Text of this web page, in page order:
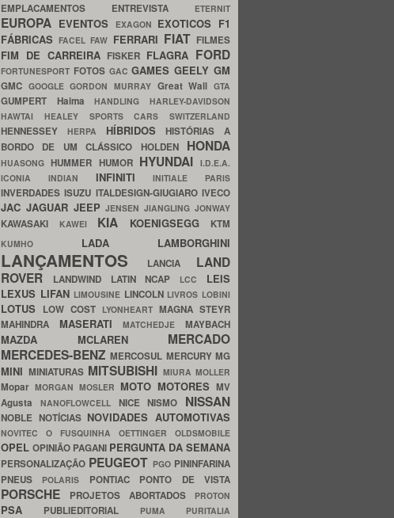
EMPLACAMENTOS ENTREVISTA ETERNIT
EUROPA EVENTOS EXAGON EXOTICOS F1
FÁBRICASFACELFAW FERRARI FIAT FILMES
FIM DE CARREIRA FISKER FLAGRA FORD
FORTUNESPORT FOTOS GACGAMESGEELYGM
GMC GOOGLEGORDON MURRAY Great WallGTA
GUMPERT HaimaHANDLINGHARLEY-DAVIDSON
HAWTAI HEALEY SPORTS CARS SWITZERLAND
HENNESSEY HERPA HÍBRIDOSHISTÓRIAS A
BORDO DE UM CLÁSSICO HOLDEN HONDA
HUASONGHUMMER HUMOR HYUNDAI I.D.E.A.
ICONIA INDIAN INFINITIINITIALE PARIS
INVERDADESISUZU ITALDESIGN-GIUGIAROIVECO
JAC JAGUAR JEEPJENSENJIANGLINGJONWAY
KAWASAKI KAWEI KIA KOENIGSEGG KTM
KUMHO LADA LAMBORGHINI
LANÇAMENTOS LANCIA LAND
ROVER
LANDWIND LATIN NCAP LCC LEIS
LEXUS LIFAN LIMOUSINE LINCOLN LIVROS LOBINI
LOTUS LOW COST LYONHEART MAGNA STEYR
MAHINDRA MASERATIMATCHEDJEMAYBACH
MAZDA MCLAREN MERCADO
MERCEDES-BENZMERCOSUL MERCURYMG
MINI MINIATURAS MITSUBISHI MIURA MOLLER
Mopar MORGAN MOSLER MOTO MOTORES MV
Agusta NANOFLOWCELL NICENISMO NISSAN
NOBLE NOTÍCIAS NOVIDADES AUTOMOTIVAS
NOVITEC O FUSQUINHA OETTINGER OLDSMOBILE
OPEL OPINIÃO PAGANI PERGUNTA DA SEMANA
PERSONALIZAÇÃO PEUGEOT PGO PININFARINA
PNEUS
POLARIS PONTIAC PONTO DE VISTA
PORSCHE PROJETOS ABORTADOS PROTON
PSA PUBLIEDITORIAL PUMA PURITALIA